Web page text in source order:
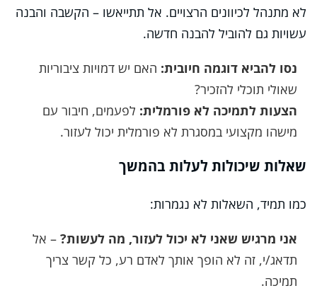
לא מתנהל לכיוונים הרצויים. אל תתייאשו – הקשבה והבנה
עשויות גם להוביל להבנה חדשה.
נסו להביא דוגמה חיובית: האם יש דמויות ציבוריות
שאולי תוכלי להזכיר?
הצעות לתמיכה לא פורמלית: לפעמים, חיבור עם
מישהו מקצועי במסגרת לא פורמלית יכול לעזור.
שאלות שיכולות לעלות בהמשך
כמו תמיד, השאלות לא נגמרות:
אני מרגיש שאני לא יכול לעזור, מה לעשות? – אל
תדאג/י, זה לא הופך אותך לאדם רע, כל קשר צריך
תמיכה.